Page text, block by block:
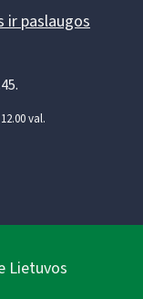
ir paslaugos
val.
Lietuvos